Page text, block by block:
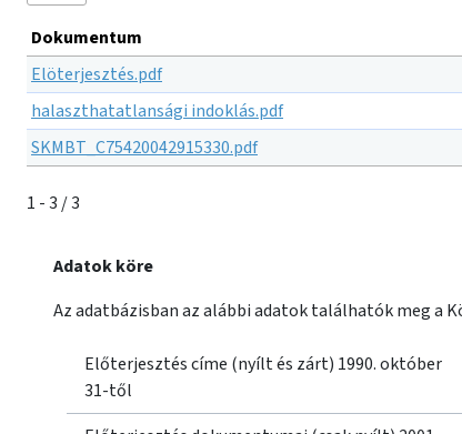
Dokumentum
Elöterjesztés.pdf
halaszthatatlansági indoklás.pdf
SKMBT_C75420042915330.pdf
1 - 3 / 3
Adatok köre
Az adatbázisban az alábbi adatok találhatók meg a
Előterjesztés címe (nyílt és zárt) 1990. október
31-től